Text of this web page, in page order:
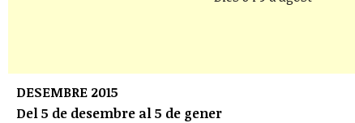
DESEMBRE 2015
Del 5 de desembre al 5 de gener